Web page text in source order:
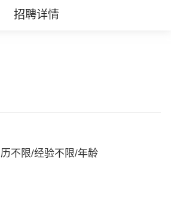
招聘详情
不限/经验不限/年龄